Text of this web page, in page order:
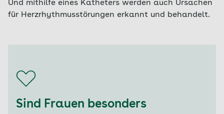
Und mithilfe eines Katheters werden auch Ursachen
für Herzrhythmusstörungen erkannt und behandelt.
Sind Frauen besonders